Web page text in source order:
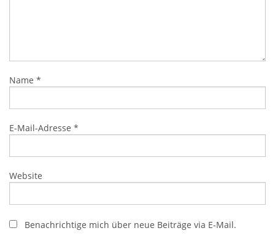
Name *
E-Mail-Adresse *
Website
Benachrichtige mich über neue Beiträge via E-Mail.